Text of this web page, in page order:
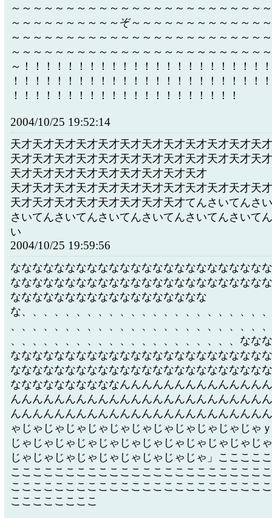
～～～～～～～～～～～～～～～～～～～～～～～
～～～～～～～～～～ぞ～～～～～～～～～～～～
～～～～～～～～～～～～～～～～～～～～～～～
～～～～～～～～～～～～～～～～～～～～～～～
～！！！！！！！！！！！！！！！！！！！！！！
！！！！！！！！！！！！！！！！！！！！！！！
！！！！！！！！！！！！！！！！！！！！！
2004/10/25 19:52:14
天才天才天才天才天才天才天才天才天才天才天才天
天才天才天才天才天才天才天才天才天才天才天才天
天才天才天才天才天才天才天才天才天才
天才天才天才天才天才天才天才天才天才天才天才天
天才天才天才天才天才天才天才天才てんさいてんさ
さいてんさいてんさいてんさいてんさいてんさいて
い
2004/10/25 19:59:56
ななななななななななななななななななななななな
ななななななななななななななななななななななな
なななななななななななななななななな
な、、、、、、、、、、、、、、、、、、、、、、
、、、、、、、、、、、、、、、、、、、、、、、
、、、、、、、、、、、、、、、、、、、、、なな
ななななななななななななななななななななななな
ななななななななななななななななななななななな
ななななななななななんんんんんんんんんんんんん
んんんんんんんんんんんんんんんんんんんんんんん
んんんんんんんんんんんんんんんんんんんんんんん
ゃじゃじゃじゃじゃじゃじゃじゃじゃじゃじゃじゃ
じゃじゃじゃじゃじゃじゃじゃじゃじゃじゃじゃじ
じゃじゃじゃじゃじゃじゃじゃじゃじゃ」ここここ
こここここここここここここここここここここここ
こここここここここここここここここここここここ
ここここここここ